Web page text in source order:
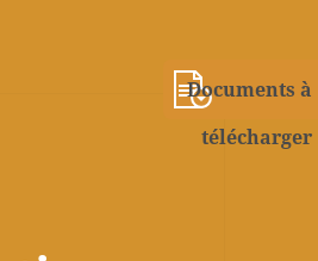
Documents à
télécharger